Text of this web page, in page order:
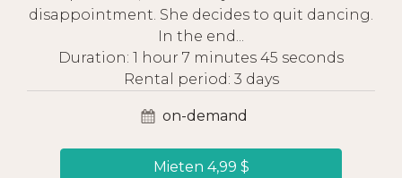
disappointment. She decides to quit dancing.
In the end...
Duration: 1 hour 7 minutes 45 seconds
Rental period: 3 days
on-demand
Mieten 4,99 $